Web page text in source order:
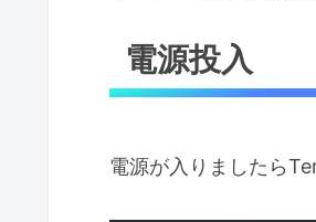
電源投入
電源が入りましたら